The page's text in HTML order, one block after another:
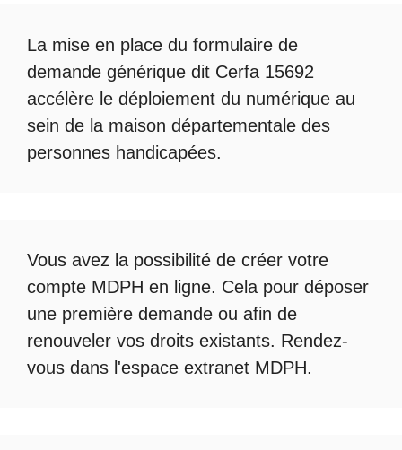
La mise en place du formulaire de
demande générique dit Cerfa 15692
accélère le déploiement du numérique au
sein de la maison départementale des
personnes handicapées.
Vous avez la possibilité de créer votre
compte MDPH en ligne. Cela pour déposer
une première demande ou afin de
renouveler vos droits existants. Rendez-
vous dans l'espace extranet MDPH.